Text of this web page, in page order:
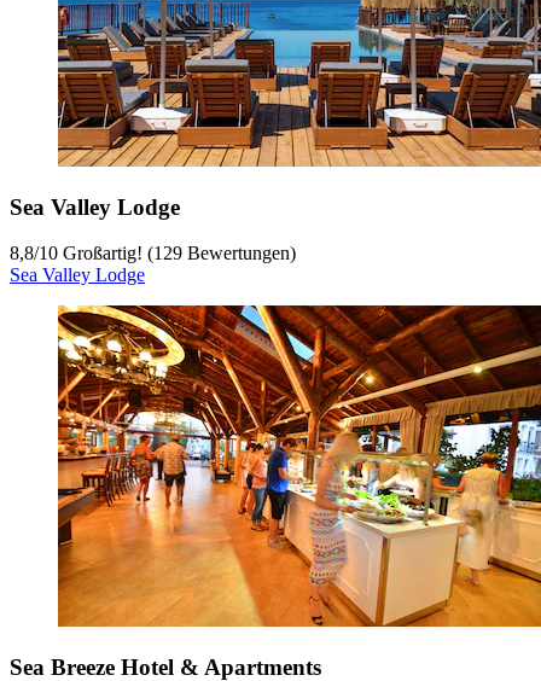
Sea Valley Lodge
8,8/10 Großartig! (129 Bewertungen)
Sea Valley Lodge
Sea Breeze Hotel & Apartments